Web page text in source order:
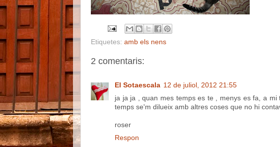
Etiquetes: amb els nens
2 comentaris:
El Sotaescala 12 de juliol, 2012 21:55
ja ja ja , quan mes temps es te , menys es fa, a
temps se'm dilueix amb altres coses que no hi
roser
Respon